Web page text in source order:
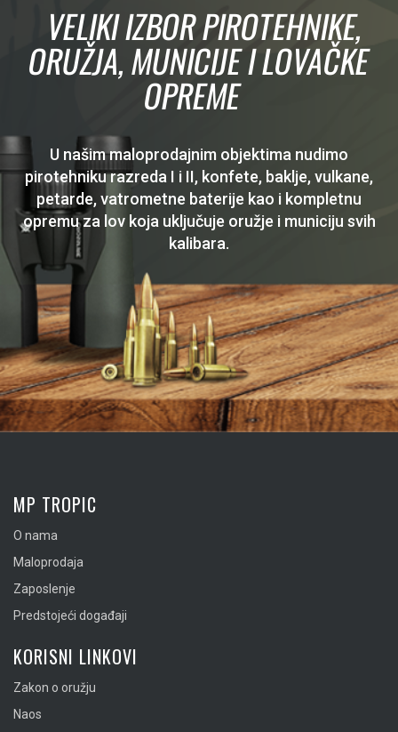
VELIKI IZBOR PIROTEHNIKE,
ORUŽJA, MUNICIJE I LOVAČKE
OPREME
U našim maloprodajnim objektima nudimo
pirotehniku razreda I i II, konfete, baklje, vulkane,
petarde, vatrometne baterije kao i kompletnu
opremu za lov koja uključuje oružje i municiju svih
kalibara.
MP TROPIC
O nama
Maloprodaja
Zaposlenje
Predstojeći događaji
KORISNI LINKOVI
Zakon o oružju
Naos